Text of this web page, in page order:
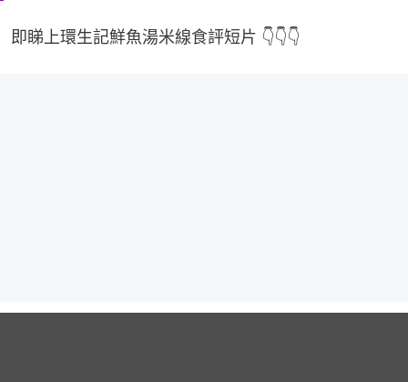
即睇上環生記鮮魚湯米線食評短片 👇👇👇